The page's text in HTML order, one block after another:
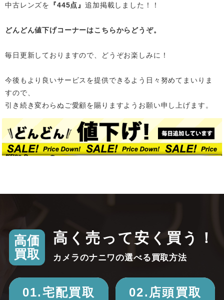
中古レンズを
『445点』追加掲載 しました！！
どんどん値下げコーナーはこちらからどうぞ。
毎日更新しておりますので、どうぞお楽しみに！
今後もより良いサービスを提供できるよう日々努めてまいりま
すので、
引き続き変わらぬご愛顧を賜りますようお願い申し上げます。
高価
買取
高く売って安く買う！
カメラのナニワの選べる買取方法
01.宅配買取 02.店頭買取